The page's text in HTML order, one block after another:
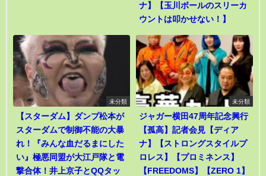
ナ】【玉川ボールのスリーカ
ウントは叩かせない！】
未分類
【スターダム】ダンプ松本が
スターダムで制御不能の大暴
れ！『みんな血だるまにした
い』極悪同盟が大江戸隊と電
撃合体！井上京子とQQタッ
未分類
ジャガー横田47周年記念興行
【孤高】記者会見【ディア
ナ】【ストロングスタイルプ
ロレス】【プロミネンス】
【FREEDOMS】【ZERO 1】